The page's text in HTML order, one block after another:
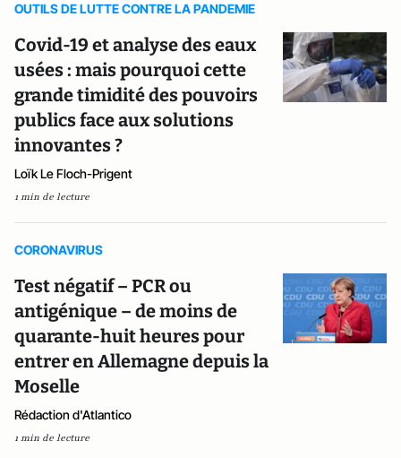
OUTILS DE LUTTE CONTRE LA PANDEMIE
Covid-19 et analyse des eaux
usées : mais pourquoi cette
grande timidité des pouvoirs
publics face aux solutions
innovantes ?
Loïk Le Floch-Prigent
1 min de lecture
CORONAVIRUS
Test négatif – PCR ou
antigénique – de moins de
quarante-huit heures pour
entrer en Allemagne depuis la
Moselle
Rédaction d'Atlantico
1 min de lecture